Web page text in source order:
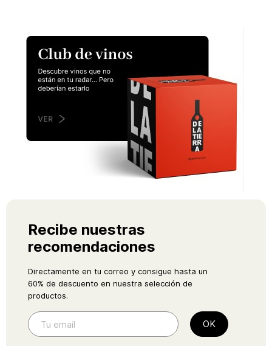
Recibe nuestras
recomendaciones
Directamente en tu correo y consigue hasta un
60% de descuento en nuestra selección de
productos.